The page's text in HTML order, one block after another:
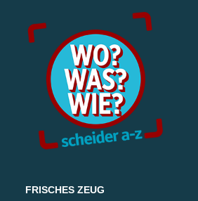
FRISCHES ZEUG